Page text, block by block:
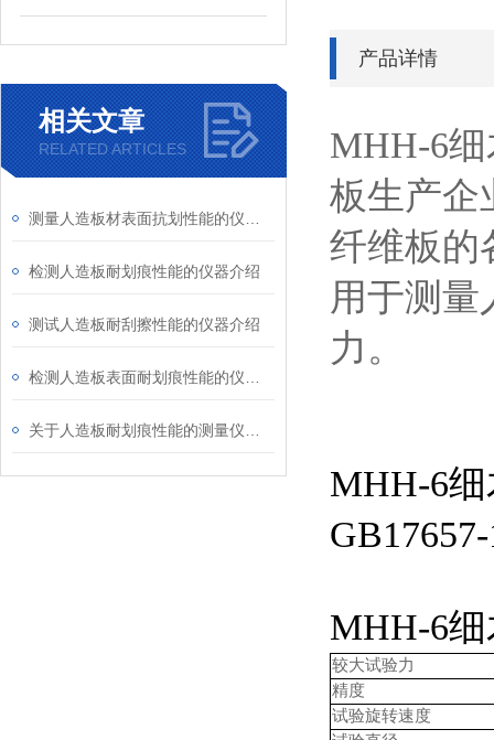
相关文章
RELATED ARTICLES
检测人造板耐划痕性能的仪器介绍
测试人造板耐刮擦性能的仪器介绍
产品详情
MHH-6
板生产企
纤维板的
用于测
力。
MHH-6
MHH-6
较大试验力
精度
试验旋转速度